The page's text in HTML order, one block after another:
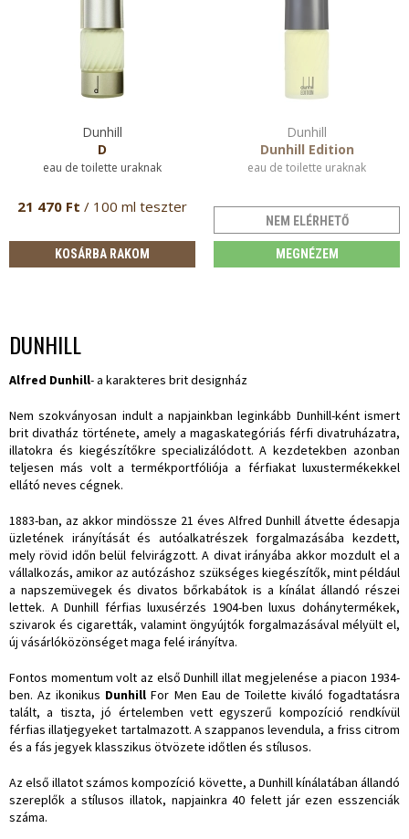
Dunhill
D
eau de toilette uraknak
21 470 Ft / 100 ml teszter
KOSÁRBA RAKOM
Dunhill
Dunhill Edition
eau de toilette uraknak
NEM ELÉRHETŐ
MEGNÉZEM
DUNHILL
Alfred Dunhill- a karakteres brit designház
Nem szokványosan indult a napjainkban leginkább Dunhill-ként ismert
brit divatház története, amely a magaskategóriás férfi divatruházatra,
illatokra és kiegészítőkre specializálódott. A kezdetekben azonban
teljesen más volt a termékportfóliója a férfiakat luxustermékekkel
ellátó neves cégnek.
1883-ban, az akkor mindössze 21 éves Alfred Dunhill átvette édesapja
üzletének irányítását és autóalkatrészek forgalmazásába kezdett,
mely rövid időn belül felvirágzott. A divat irányába akkor mozdult el a
vállalkozás, amikor az autózáshoz szükséges kiegészítők, mint például
a napszemüvegek és divatos bőrkabátok is a kínálat állandó részei
lettek. A Dunhill férfias luxusérzés 1904-ben luxus dohánytermékek,
szivarok és cigaretták, valamint öngyújtók forgalmazásával mélyült el,
új vásárlóközönséget maga felé irányítva.
Fontos momentum volt az első Dunhill illat megjelenése a piacon 1934-
ben. Az ikonikus Dunhill For Men Eau de Toilette kiváló fogadtatásra
talált, a tiszta, jó értelemben vett egyszerű kompozíció rendkívül
férfias illatjegyeket tartalmazott. A szappanos levendula, a friss citrom
és a fás jegyek klasszikus ötvözete időtlen és stílusos.
Az első illatot számos kompozíció követte, a Dunhill kínálatában állandó
szereplők a stílusos illatok, napjainkra 40 felett jár ezen esszenciák
száma.